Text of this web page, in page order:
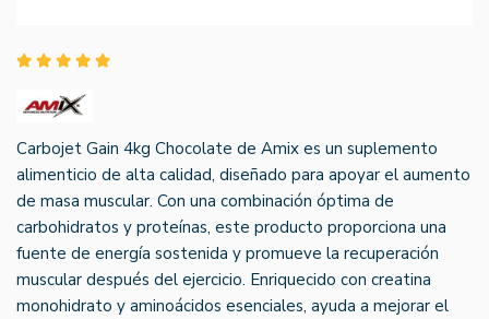
Carbojet Gain 4kg Chocolate de Amix es un suplemento
alimenticio de alta calidad, diseñado para apoyar el aumento
de masa muscular. Con una combinación óptima de
carbohidratos y proteínas, este producto proporciona una
fuente de energía sostenida y promueve la recuperación
muscular después del ejercicio. Enriquecido con creatina
monohidrato y aminoácidos esenciales, ayuda a mejorar el